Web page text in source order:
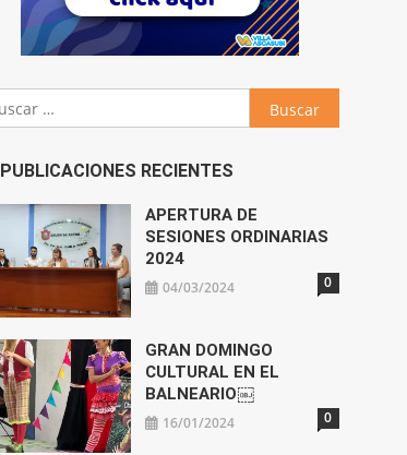
Buscar:
PUBLICACIONES RECIENTES
APERTURA DE
SESIONES ORDINARIAS
2024
04/03/2024 0
GRAN DOMINGO
CULTURAL EN EL
BALNEARIO￼
16/01/2024 0